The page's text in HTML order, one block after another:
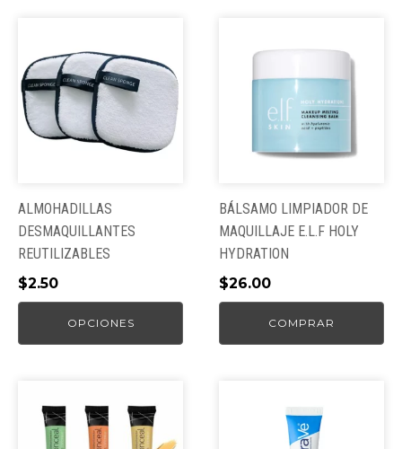
ALMOHADILLAS
DESMAQUILLANTES
REUTILIZABLES
$2.50
OPCIONES
producto
tiene
múltiples
variantes.
Las
pueden
elegir
en
la
página
producto
BÁLSAMO LIMPIADOR DE
MAQUILLAJE E.L.F HOLY
HYDRATION
$26.00
COMPRAR
producto
tiene